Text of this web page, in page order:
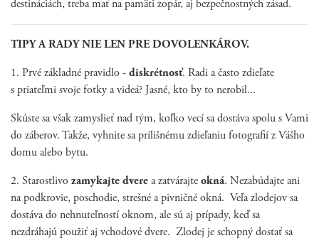
destináciách, treba mať na pamäti zopár, aj bezpečnostných zásad.
TIPY A RADY NIE LEN PRE DOVOLENKÁROV.
1. Prvé základné pravidlo - diskrétnosť. Radi a často zdieľate
s priateľmi svoje fotky a videá? Jasné, kto by to nerobil...
Skúste sa však zamyslieť nad tým, koľko vecí sa dostáva spolu s Vami
do záberov. Takže, vyhnite sa prílišnému zdieľaniu fotografií z Vášho
domu alebo bytu.
2. Starostlivo zamykajte dvere a zatvárajte okná. Nezabúdajte ani
na podkrovie, poschodie, strešné a pivničné okná. Veľa zlodejov sa
dostáva do nehnuteľností oknom, ale sú aj prípady, keď sa
nezdráhajú použiť aj vchodové dvere. Zlodej je schopný dostať sa